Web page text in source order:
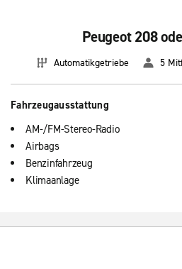
Peugeot 208
Automatikgetriebe 5
Fahrzeugausstattung
AM-/FM-Stereo-Radio
Airbags
Benzinfahrzeug
Klimaanlage